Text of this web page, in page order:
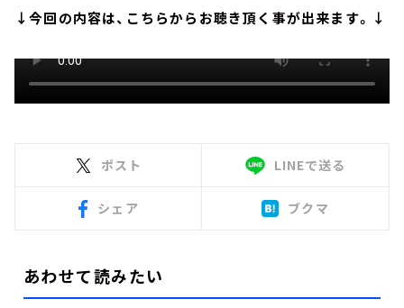
↓今回の内容は、こちらからお聴き頂く事が出来ます。↓
ポスト LINEで送る
シェア ブクマ
あわせて読みたい